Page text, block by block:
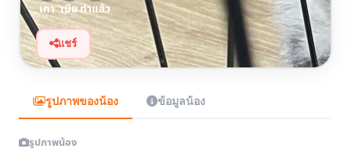
เทา เมียทำแล้ว
แชร์
รูปภาพของน้อง ข้อมูลน้อง
รูปภาพน้อง